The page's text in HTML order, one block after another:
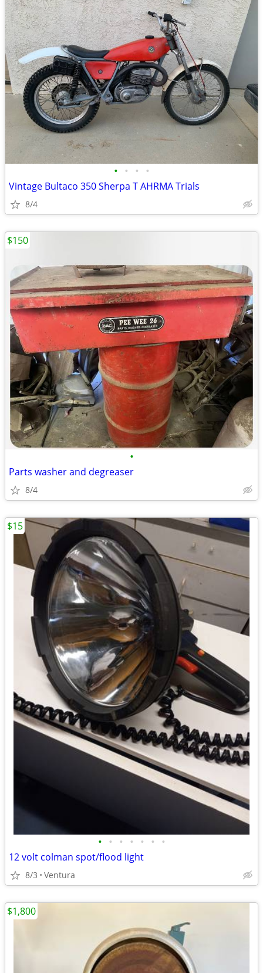
• • • •
Vintage Bultaco 350 Sherpa T AHRMA Trials
8/4
•
Parts washer and degreaser
8/4
$150
• • • • • • •
12 volt colman spot/flood light
8/3 Ventura
$15
$1,800